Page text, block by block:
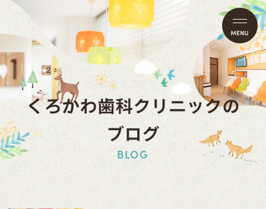
くろかわ歯科クリニックの
ブログ
BLOG